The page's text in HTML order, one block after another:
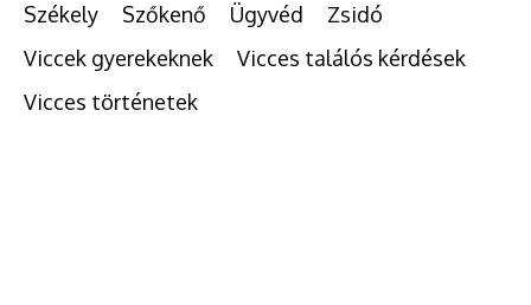
Székely
Szőkenő Ügyvéd
Zsidó
Viccek gyerekeknek
Vicces találós kérdések
Vicces történetek